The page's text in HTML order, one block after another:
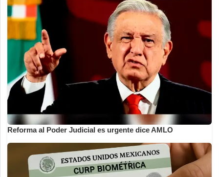
Reforma al Poder Judicial es urgente dice AMLO